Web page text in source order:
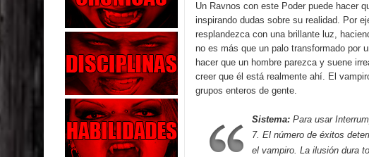
Un Ravnos con este Poder puede hacer
inspirando dudas sobre su realidad. Por
resplandezca con una brillante luz,
no es más que un palo transformado por
hacer que un hombre parezca y suene
creer que él está realmente ahí. El
grupos enteros de gente.
Sistema: Para usar
7. El número de éxitos
el vampiro. La ilusión dura